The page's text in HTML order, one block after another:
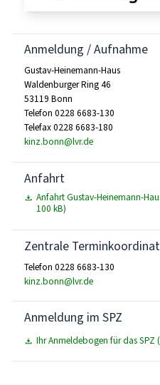
Anmeldung / Aufnahme
Gustav-Heinemann-Haus
Waldenburger Ring 46
53119 Bonn
Telefon 0228 6683-130
Telefax 0228 6683-180
kinz.bonn@lvr.de
Anfahrt
Anfahrt Gustav-Heinemann-
100 kB)
Zentrale
Telefon 0228 6683-130
kinz.bonn@lvr.de
Anmeldung im SPZ
Ihr Anmeldebogen für das SPZ